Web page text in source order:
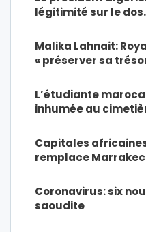
légitimité sur le
Malika Lahnait:
« préserver sa
L’étudiante
inhumée au
Capitales
remplace
Coronavirus: six
saoudite